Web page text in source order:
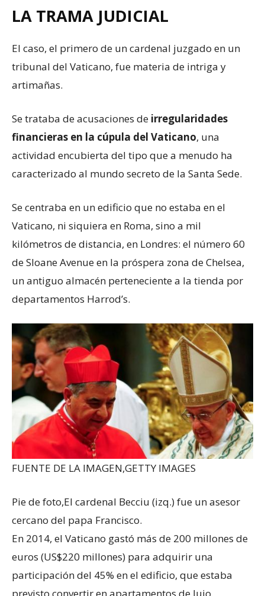
LA TRAMA JUDICIAL
El caso, el primero de un cardenal juzgado en un
tribunal del Vaticano, fue materia de intriga y
artimañas.
Se trataba de acusaciones de irregularidades
financieras en la cúpula del Vaticano, una
actividad encubierta del tipo que a menudo ha
caracterizado al mundo secreto de la Santa Sede.
Se centraba en un edificio que no estaba en el
Vaticano, ni siquiera en Roma, sino a mil
kilómetros de distancia, en Londres: el número 60
de Sloane Avenue en la próspera zona de Chelsea,
un antiguo almacén perteneciente a la tienda por
departamentos Harrod’s.
FUENTE DE LA IMAGEN,GETTY IMAGES
Pie de foto,El cardenal Becciu (izq.) fue un asesor
cercano del papa Francisco.
En 2014, el Vaticano gastó más de 200 millones de
euros (US$220 millones) para adquirir una
participación del 45% en el edificio, que estaba